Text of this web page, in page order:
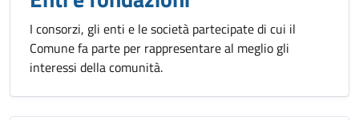
I consorzi, gli enti e le società partecipate di cui il
Comune fa parte per rappresentare al meglio gli
interessi della comunità.